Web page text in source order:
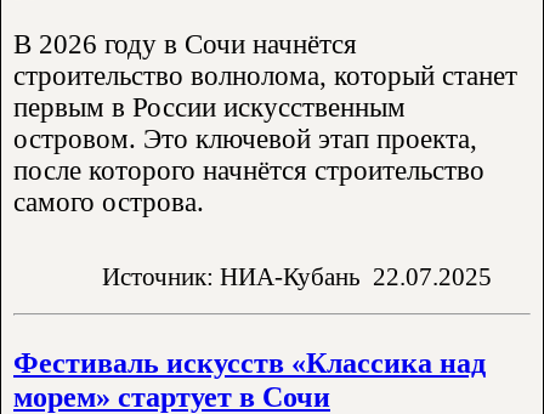
В 2026 году в Сочи начнётся
строительство волнолома, который станет
первым в России искусственным
островом. Это ключевой этап проекта,
после которого начнётся строительство
самого острова.
Источник: НИА-Кубань 22.07.2025
Фестиваль искусств «Классика над
морем» стартует в Сочи